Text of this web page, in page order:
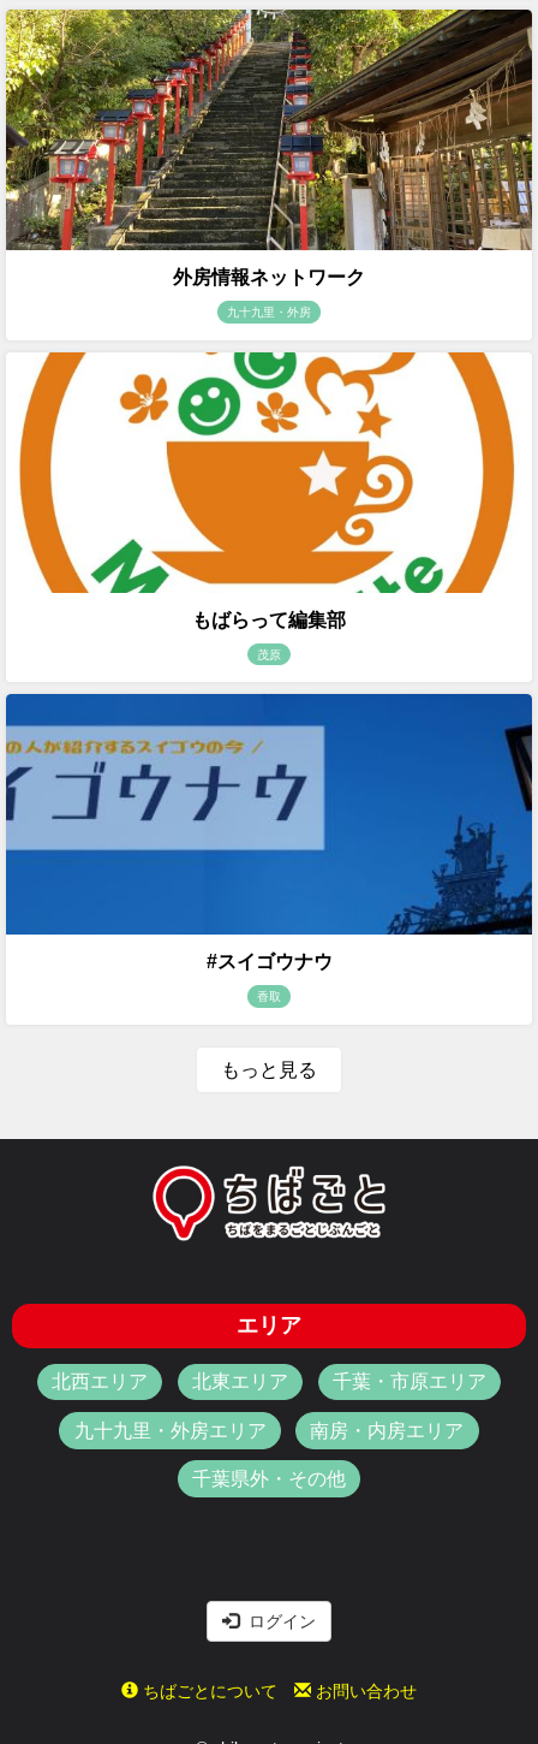
外房情報ネットワーク
九十九里・外房
もばらって編集部
茂原
#スイゴウナウ
香取
もっと見る
エリア
北西エリア 北東エリア 千葉・市原エリア
九十九里・外房エリア 南房・内房エリア
千葉県外・その他
ログイン
ちばごとについて お問い合わせ